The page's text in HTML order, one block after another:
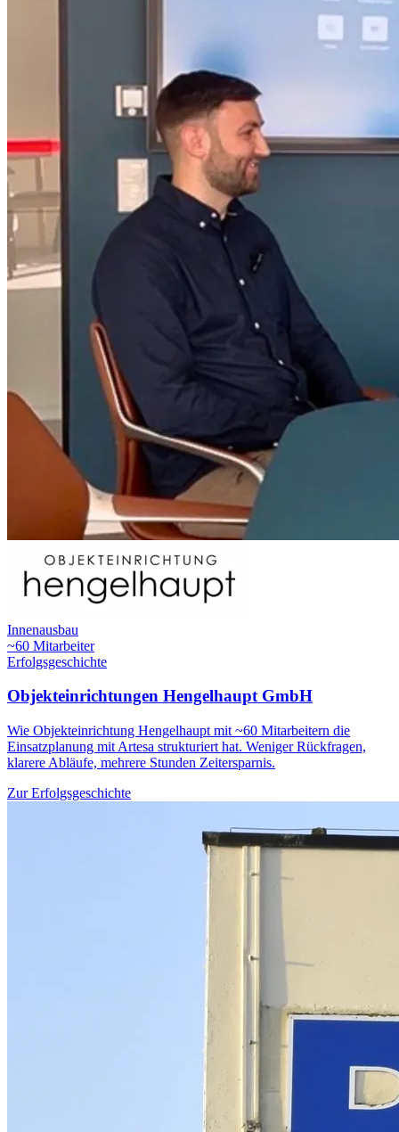
Innenausbau
~60 Mitarbeiter
Erfolgsgeschichte
Objekteinrichtungen Hengelhaupt GmbH
Wie Objekteinrichtung Hengelhaupt mit ~60 Mitarbeitern die
Einsatzplanung mit Artesa strukturiert hat. Weniger Rückfragen,
klarere Abläufe, mehrere Stunden Zeitersparnis.
Zur Erfolgsgeschichte